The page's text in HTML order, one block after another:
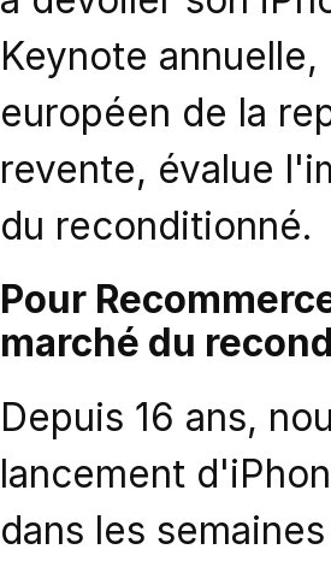
Keynote
européen de la
revente, évalue
du reconditionné.
Pour
marché du
Depuis 16 ans,
lancement
dans les